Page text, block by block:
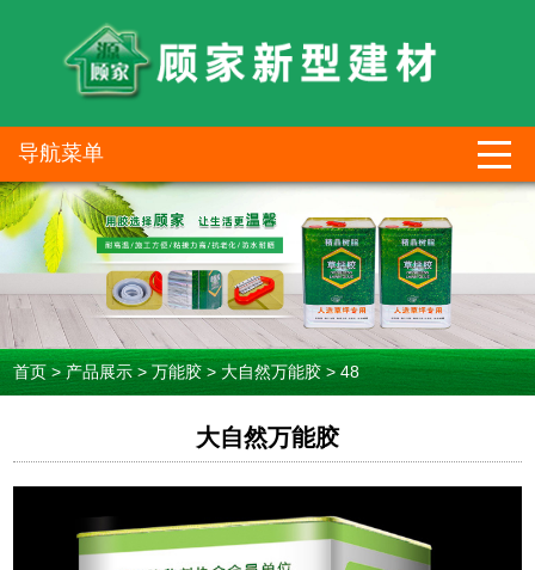
导航菜单
首页>产品展示>万能胶>大自然万能胶>48
大自然万能胶